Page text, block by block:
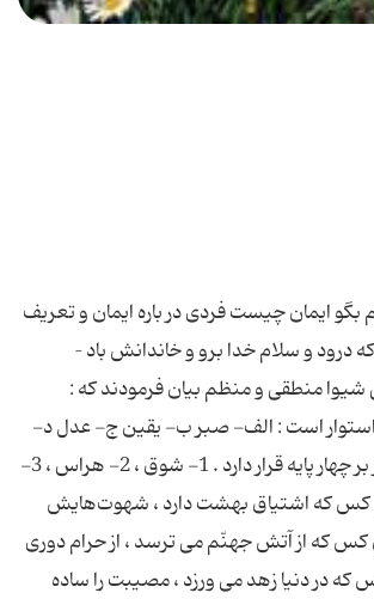
(2) برایم بگو ایمان چیست فردی در باره ایمان و تعریف
درود و سلام خدا برو و خاندانش باد –
شیوا منطقی و منظم بیان فرمودند كه :
استوار است : الف- صبر ب- یقین ج- عدل د-
جهاد الف- صبر نیز بر چهار پایه قرار دارد . 1- شوق ، 2- هراس ، 3-
• آن كس كه اشتیاق بهشت دارد ، شهوت‌هایش
كس كه از آتش جهنّم مى ترسد ، از حرام دورى
كه در دنیا زهد مى ورزد ، مصیبت را ساده